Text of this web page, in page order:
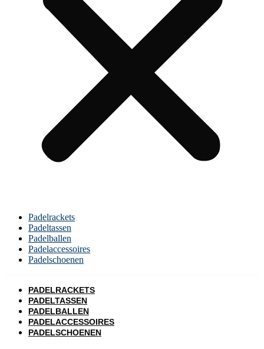
Padelrackets
Padeltassen
Padelballen
Padelaccessoires
Padelschoenen
PADELRACKETS
PADELTASSEN
PADELBALLEN
PADELACCESSOIRES
PADELSCHOENEN